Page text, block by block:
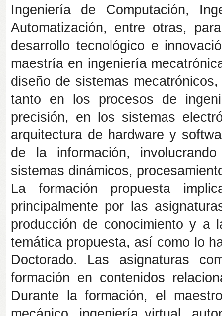
Ingeniería de Computación,
Automatización, entre otras,
desarrollo tecnológico e
maestría en ingeniería
diseño de sistemas
tanto en los procesos de
precisión, en los sistemas
arquitectura de hardware y
de la información,
sistemas dinámicos,
La formación propuesta
principalmente por las
producción de conocimiento y a
temática propuesta, así como lo
Doctorado. Las asignaturas
formación en contenidos
Durante la formación, el